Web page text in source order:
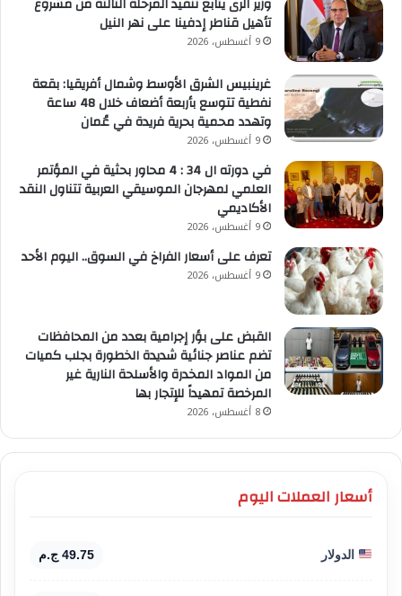
تأهيل قناطر إدفينا على نهر النيل
9 أغسطس، 2026
غرينبيس الشرق الأوسط وشمال أفريقيا: بقعة
نفطية تتوسع بأربعة أضعاف خلال 48 ساعة
وتهدد محمية بحرية فريدة في عُمان
9 أغسطس، 2026
في دورته ال 34 : 4 محاور بحثية في المؤتمر
العلمي لمهرجان الموسيقي العربية تتناول النقد
الأكاديمي
9 أغسطس، 2026
تعرف على أسعار الفراخ في السوق.. اليوم الأحد
9 أغسطس، 2026
القبض على بؤر إجرامية بعدد من المحافظات
تضم عناصر جنائية شديدة الخطورة بجلب كميات
من المواد المخدرة والأسلحة النارية غير
المرخصة تمهيداً للإتجار بها
8 أغسطس، 2026
أسعار العملات اليوم
الدولار 49.75 ج.م